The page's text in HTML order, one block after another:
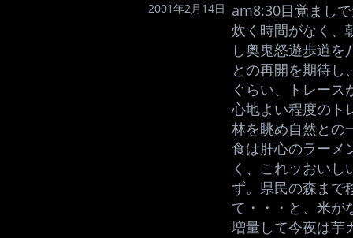
2001年2月14日 am8:30目覚まし
炊く時間がなく、
し奥鬼怒遊歩道
との再開を期待し
ぐらい、トレー
心地よい程度のト
林を眺め自然との
食は肝心のラーメ
く、これッおい
ず。県民の森まで
て・・・と、米が
増量して今夜は芋